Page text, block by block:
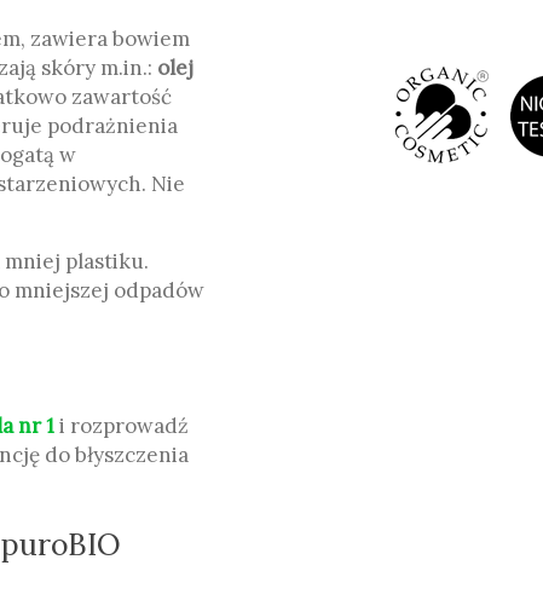
zawiera bowiem
skóry m.in.: olej
zawartość
podrażnienia
w
Nie
plastiku.
mniejszej odpadów
nr 1i rozprowadź
do błyszczenia